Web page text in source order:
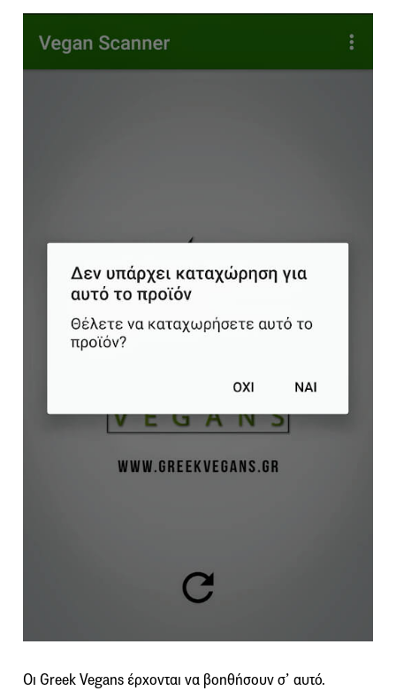
Οι Greek Vegans έρχονται να βοηθήσουν σ’ αυτό.